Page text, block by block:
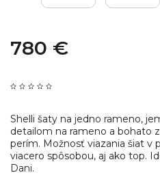
780 €
Shelli šaty na jedno rameno,
detailom na rameno a bohato
perím. Možnosť viazania šiat v
viacero spôsobou, aj ako top.
Dani.